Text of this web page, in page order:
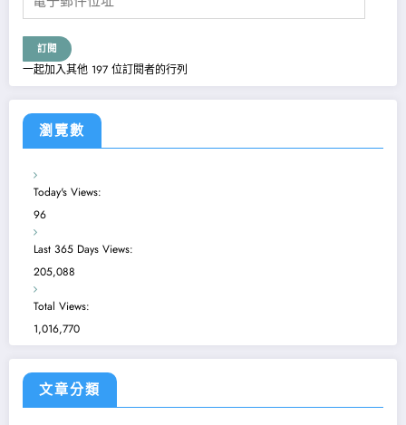
件
位
訂閱
一起加入其他 197 位訂閱者的行列
瀏覽數
Today's Views:
96
Last 365 Days Views:
205,088
Total Views:
1,016,770
文章分類